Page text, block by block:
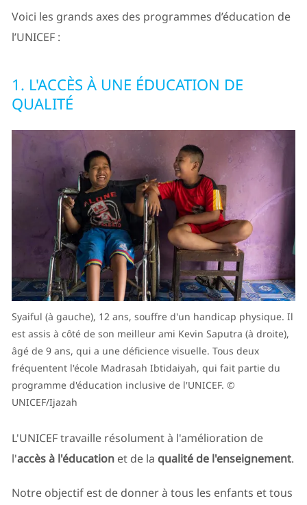
Voici les grands axes des programmes d’éducation de
l’UNICEF :
1. L'ACCÈS À UNE ÉDUCATION DE
QUALITÉ
Syaiful (à gauche), 12 ans, souffre d'un handicap physique. Il
est assis à côté de son meilleur ami Kevin Saputra (à droite),
âgé de 9 ans, qui a une déficience visuelle. Tous deux
fréquentent l'école Madrasah Ibtidaiyah, qui fait partie du
programme d'éducation inclusive de l'UNICEF. ©
UNICEF/Ijazah
L'UNICEF travaille résolument à l'amélioration de
l'accès à l'éducationet de la qualité de l'enseignement.
Notre objectif est de donner à tous les enfants et tous